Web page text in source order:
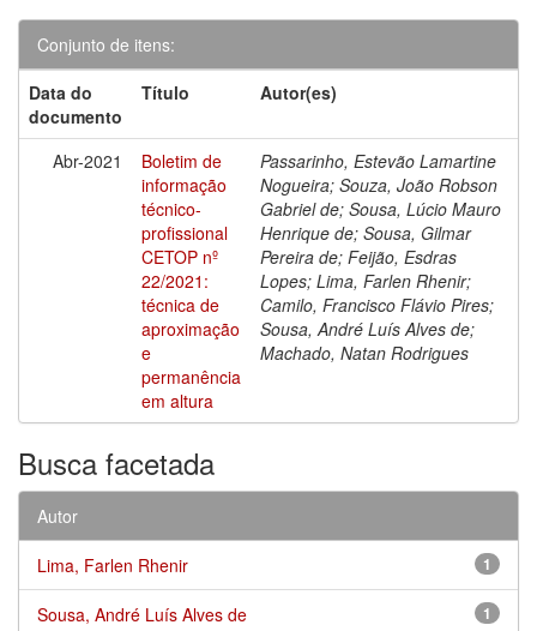
Conjunto de itens:
Data do
documento
Título Autor(es)
Abr-2021
Boletim de
informação
técnico-
profissional
CETOP nº
22/2021:
técnica de
aproximação
e
permanência
em altura
Passarinho, Estevão Lamartine
Nogueira; Souza, João Robson
Gabriel de; Sousa, Lúcio Mauro
Henrique de; Sousa, Gilmar
Pereira de; Feijão, Esdras
Lopes; Lima, Farlen Rhenir;
Camilo, Francisco Flávio Pires;
Sousa, André Luís Alves de;
Machado, Natan Rodrigues
Busca facetada
Autor
1
Lima, Farlen Rhenir
1
Sousa, André Luís Alves de